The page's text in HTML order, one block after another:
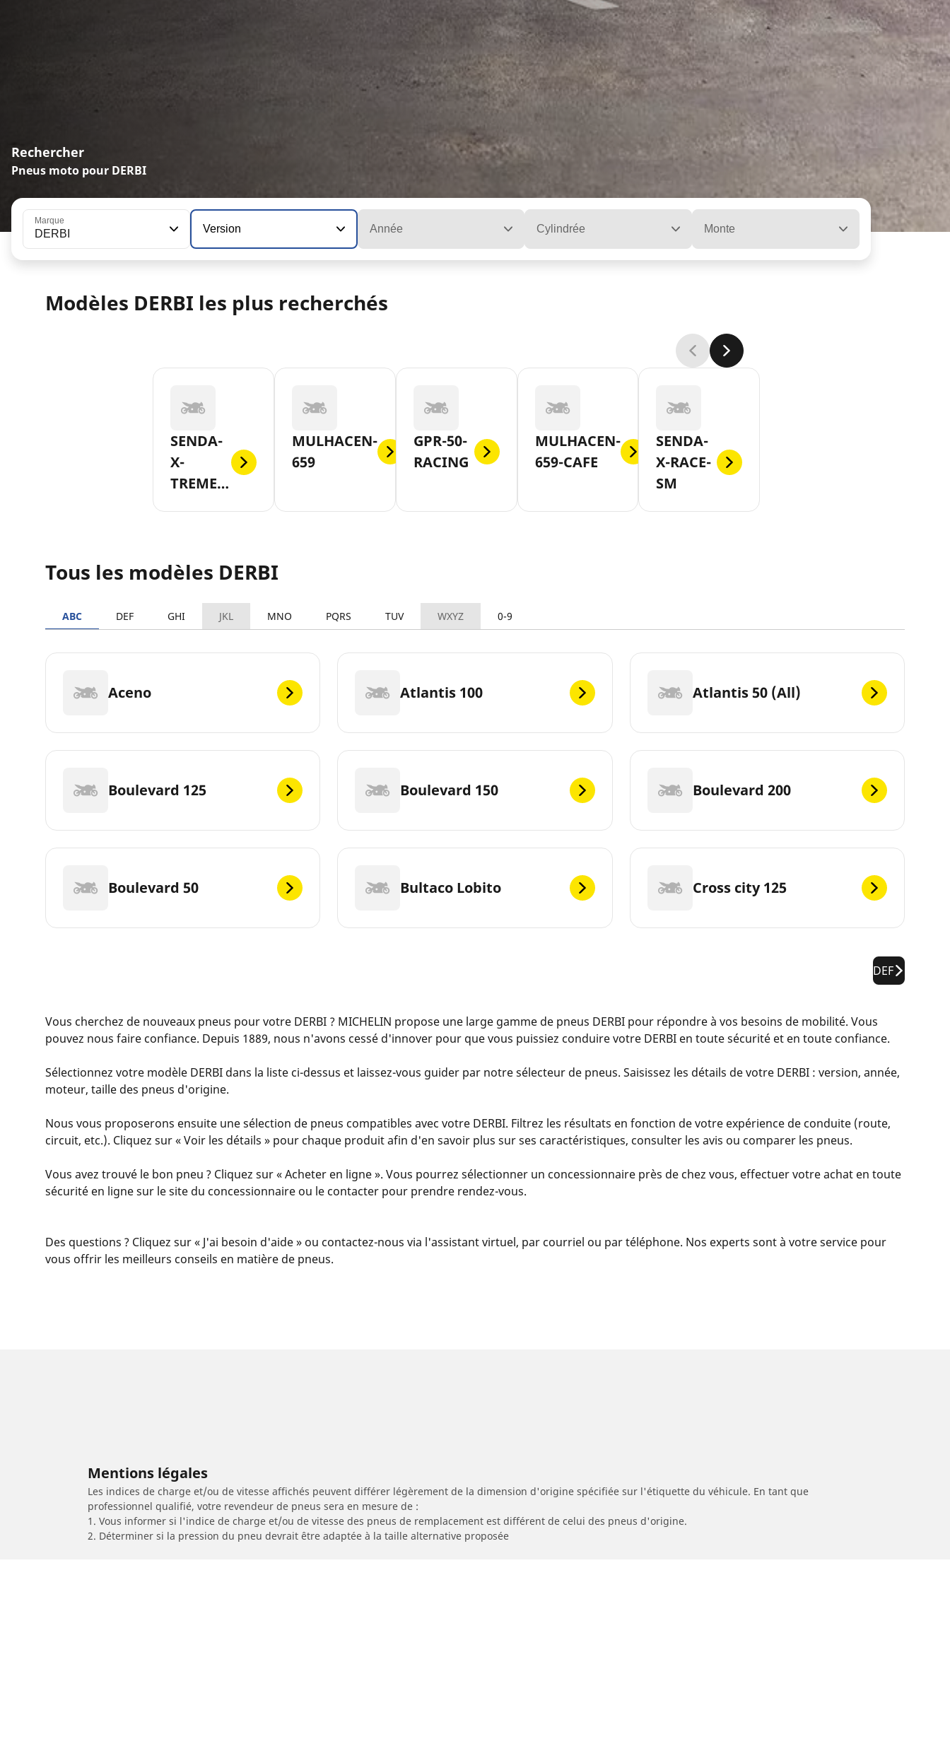
Rechercher
Pneus moto pour DERBI
Marque
DERBI Version Année Cylindrée Monte
Modèles DERBI les plus recherchés
SENDA-
X-
TREME-
MULHACEN-
659
GPR-50-
RACING
MULHACEN-
659-CAFE
SENDA-
X-RACE-
SM
Tous les modèles DERBI
ABC DEF GHI JKL MNO PQRS TUV WXYZ 0-9
Aceno Atlantis 100 Atlantis 50 (All)
Boulevard 125 Boulevard 150 Boulevard 200
Boulevard 50 Bultaco Lobito Cross city 125
DEF
Vous cherchez de nouveaux pneus pour votre DERBI ? MICHELIN propose une large gamme de pneus DERBI pour répondre à vos besoins de mobilité. Vous
pouvez nous faire confiance. Depuis 1889, nous n'avons cessé d'innover pour que vous puissiez conduire votre DERBI en toute sécurité et en toute confiance.
Sélectionnez votre modèle DERBI dans la liste ci-dessus et laissez-vous guider par notre sélecteur de pneus. Saisissez les détails de votre DERBI : version, année,
moteur, taille des pneus d'origine.
Nous vous proposerons ensuite une sélection de pneus compatibles avec votre DERBI. Filtrez les résultats en fonction de votre expérience de conduite (route,
circuit, etc.). Cliquez sur « Voir les détails » pour chaque produit afin d'en savoir plus sur ses caractéristiques, consulter les avis ou comparer les pneus.
Vous avez trouvé le bon pneu ? Cliquez sur « Acheter en ligne ». Vous pourrez sélectionner un concessionnaire près de chez vous, effectuer votre achat en toute
sécurité en ligne sur le site du concessionnaire ou le contacter pour prendre rendez-vous.
Des questions ? Cliquez sur « J'ai besoin d'aide » ou contactez-nous via l'assistant virtuel, par courriel ou par téléphone. Nos experts sont à votre service pour
vous offrir les meilleurs conseils en matière de pneus.
Mentions légales
Les indices de charge et/ou de vitesse affichés peuvent différer légèrement de la dimension d'origine spécifiée sur l'étiquette du véhicule. En tant que
professionnel qualifié, votre revendeur de pneus sera en mesure de :
1. Vous informer si l'indice de charge et/ou de vitesse des pneus de remplacement est différent de celui des pneus d'origine.
2. Déterminer si la pression du pneu devrait être adaptée à la taille alternative proposée